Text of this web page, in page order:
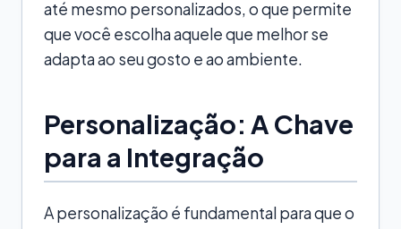
até mesmo personalizados, o que permite
que você escolha aquele que melhor se
adapta ao seu gosto e ao ambiente.
Personalização: A Chave
para a Integração
A personalização é fundamental para que o